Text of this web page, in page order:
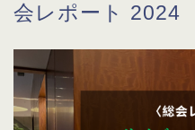
会レポート 2024